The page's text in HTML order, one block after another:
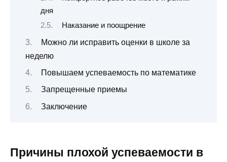
дня
Наказание и поощрение
Можно ли исправить оценки в школе за
неделю
Повышаем успеваемость по математике
Запрещенные приемы
Заключение
Причины плохой успеваемости в